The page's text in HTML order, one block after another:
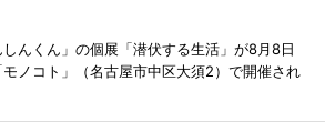
んくん」の個展「潜伏する生活」が8月8日
ノコト」（名古屋市中区大須2）で開催され